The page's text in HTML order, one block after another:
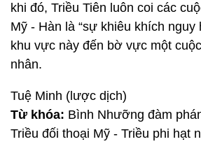
khi đó, Triều Tiên luôn coi các
Mỹ - Hàn là “sự khiêu khích nguy
khu vực này đến bờ vực một
nhân.
Tuệ Minh (lược dịch)
Từ khóa: Bình Nhưỡng đàm
Triều đối thoại Mỹ - Triều phi hạt